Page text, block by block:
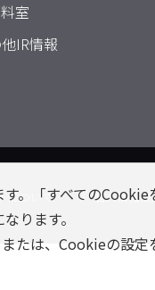
室
IR情報
について 個人情報保
。「すべての
ります。
たは、Cookieの設